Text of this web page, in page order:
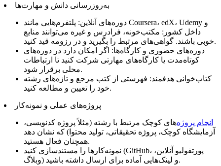
به‌روزرسانی دانش و مهارت‌ها
دوره‌های آنلاین: پلتفرم‌هایی مانند Coursera، edX، Udemy و
داخل کشور: مکتب‌خونه، فرادرس و غیره می‌توانند منابع
خوبی باشند. گواهی‌های مرتبط را بگیرید و در رزومه قید کنید.
دوره‌های حضوری و کارگاه‌ها: اگر امکان دارد در دوره‌های
کوتاه‌مدت یا کارگاه‌های مهارتی شرکت کنید تا ارتباطات
محلی برقرار شود.
کتاب‌خوانی هدفمند: فهرستی از کتب مرجع و تازه‌های رشته
خود را تعیین و مطالعه کنید.
پروژه‌های عملی و نمونه‌کار
انجام پروژه‌های کوچک مرتبط با رشته (مثلاً پروژه کدنویسی،
آزمایشگاه کوچک، پروژه تحقیقاتی، تولید محتوا) که نشان دهد
همچنان فعال هستید.
نمونه‌کارها را مستندسازی کنید (GitHub، پورتفولیو آنلاین،
وبلاگ) و لینک‌هایی آماده برای ارسال داشته باشید.